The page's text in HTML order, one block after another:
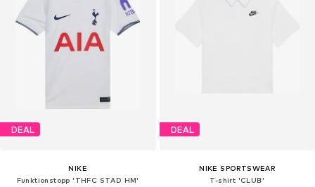
DEAL
NIKE
Funktionstopp 'THFC STAD HM'
DEAL
NIKE SPORTSWEAR
T-shirt 'CLUB'